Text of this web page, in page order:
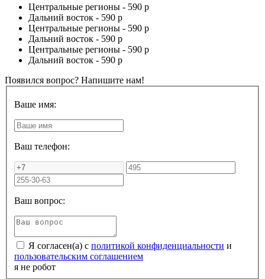
Центральные регионы - 590 р
Дальний восток - 590 р
Центральные регионы - 590 р
Дальний восток - 590 р
Центральные регионы - 590 р
Дальний восток - 590 р
Появился вопрос? Напишите нам!
Ваше имя:
Ваш телефон:
Ваш вопрос:
Я согласен(а) с политикой конфиденциальности и
пользовательским соглашением
я не робот